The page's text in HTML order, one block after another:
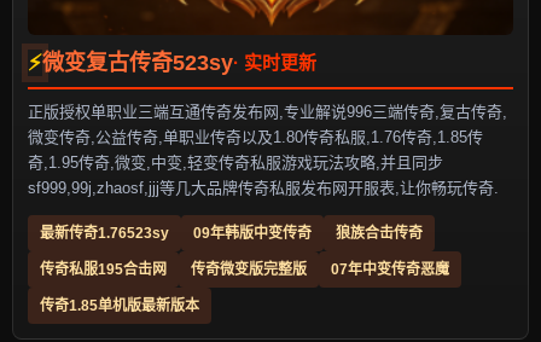
微变复古传奇523sy
正版授权单职业三端互通传奇发布网,专业解说996三端传奇,复古传奇,
微变传奇,公益传奇,单职业传奇以及1.80传奇私服,1.76传奇,1.85传
奇,1.95传奇,微变,中变,轻变传奇私服游戏玩法攻略,并且同步
sf999,99j,zhaosf,jjj等几大品牌传奇私服发布网开服表,让你畅玩传奇.
最新传奇1.76523sy 09年韩版中变传奇 狼族合击传奇
传奇私服195合击网 传奇微变版完整版 07年中变传奇恶魔
传奇1.85单机版最新版本